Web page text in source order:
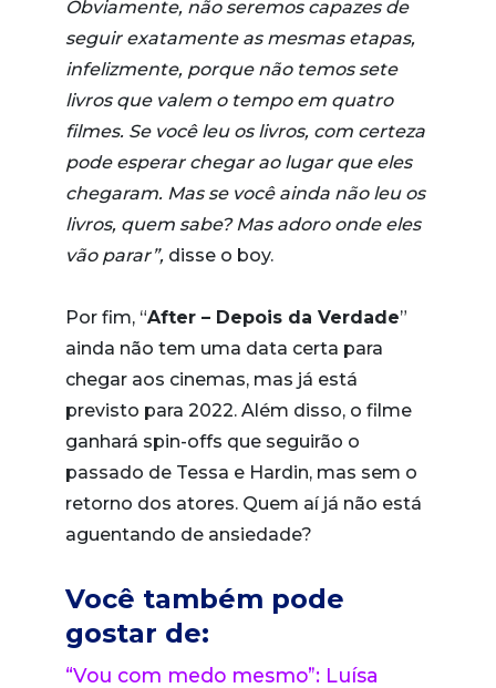
Obviamente, não seremos capazes de
seguir exatamente as mesmas etapas,
infelizmente, porque não temos sete
livros que valem o tempo em quatro
filmes. Se você leu os livros, com certeza
pode esperar chegar ao lugar que eles
chegaram. Mas se você ainda não leu os
livros, quem sabe? Mas adoro onde eles
vão parar”, disse o boy.
Por fim, “After – Depois da Verdade”
ainda não tem uma data certa para
chegar aos cinemas, mas já está
previsto para 2022. Além disso, o filme
ganhará spin-offs que seguirão o
passado de Tessa e Hardin, mas sem o
retorno dos atores. Quem aí já não está
aguentando de ansiedade?
Você também pode
gostar de:
“Vou com medo mesmo”: Luísa